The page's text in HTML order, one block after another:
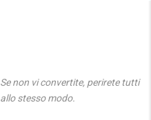
Se non vi convertite, perirete tutti
allo stesso modo.